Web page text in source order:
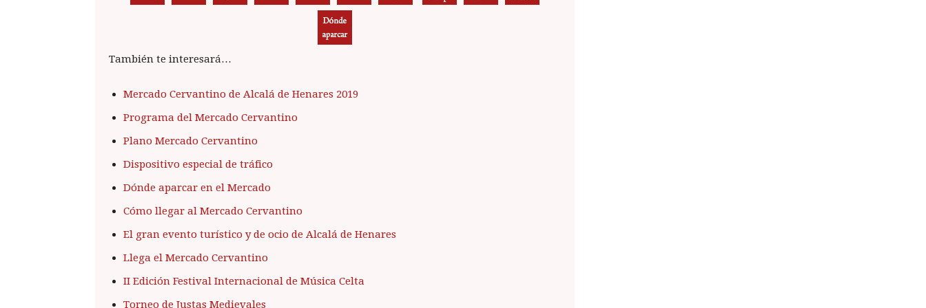
También te interesará…
Mercado Cervantino de Alcalá de Henares 2019
Programa del Mercado Cervantino
Plano Mercado Cervantino
Dispositivo especial de tráfico
Dónde aparcar en el Mercado
Cómo llegar al Mercado Cervantino
El gran evento turístico y de ocio de Alcalá de Henares
Llega el Mercado Cervantino
II Edición Festival Internacional de Música Celta
Torneo de Justas Medievales